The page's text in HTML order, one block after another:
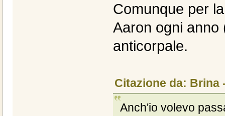
Comunque per
Aaron ogni anno
anticorpale.
Citazione da: Brina
Anch'io volevo